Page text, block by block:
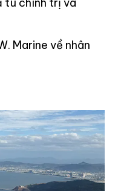
tù chính trị và
Marine về nhân